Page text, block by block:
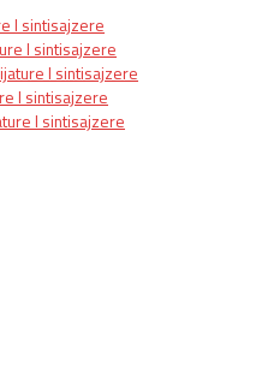
I sintisajzere
I sintisajzere
I sintisajzere
I sintisajzere
I sintisajzere